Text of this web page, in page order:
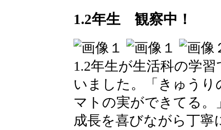
1.2年生 観察中！
1.2年生が生活科の学
いました。「きゅう
マトの実ができてる
成長を喜びながら丁